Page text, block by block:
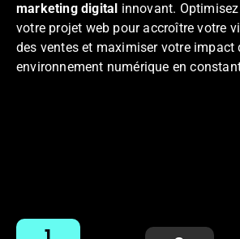
marketing digital innovant.
votre projet web pour accroître votre
des ventes et maximiser votre impact
environnement numérique en